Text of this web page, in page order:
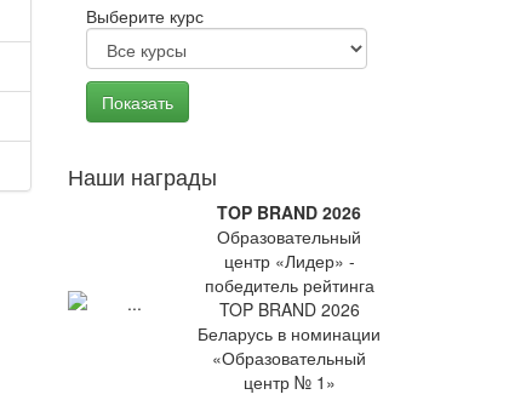
Выберите курс
Наши награды
TOP BRAND 2026
Образовательный
центр «Лидер» -
победитель рейтинга
TOP BRAND 2026
Беларусь в номинации
«Образовательный
центр № 1»